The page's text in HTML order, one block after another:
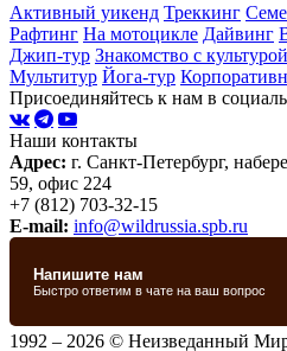
Активный уикенд Треккинг
Рафтинг На мотоцикле Дайвинг
Джип-тур Знакомство с культурой
Мультитур Йога-тур
Присоединяйтесь к нам в
Наши контакты
Адрес: г. Санкт-Петербург,
59, офис 224
+7 (812) 703-32-15
E-mail: info@wildrussia.spb.ru
1992 – 2026 © Неизведанный